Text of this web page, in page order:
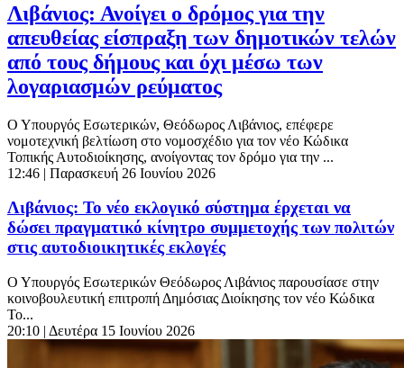
Λιβάνιος: Ανοίγει ο δρόμος για την
απευθείας είσπραξη των δημοτικών τελών
από τους δήμους και όχι μέσω των
λογαριασμών ρεύματος
Ο Υπουργός Εσωτερικών, Θεόδωρος Λιβάνιος, επέφερε
νομοτεχνική βελτίωση στο νομοσχέδιο για τον νέο Κώδικα
Τοπικής Αυτοδιοίκησης, ανοίγοντας τον δρόμο για την ...
12:46 | Παρασκευή 26 Ιουνίου 2026
Λιβάνιος: Το νέο εκλογικό σύστημα έρχεται να
δώσει πραγματικό κίνητρο συμμετοχής των πολιτών
στις αυτοδιοικητικές εκλογές
Ο Υπουργός Εσωτερικών Θεόδωρος Λιβάνιος παρουσίασε στην
κοινοβουλευτική επιτροπή Δημόσιας Διοίκησης τον νέο Κώδικα
Το...
20:10 | Δευτέρα 15 Ιουνίου 2026